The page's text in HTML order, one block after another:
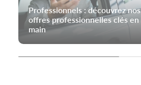
Professionnels : découvrez nos
offres professionnelles clés en
main